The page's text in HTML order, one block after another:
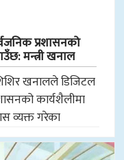
प्रशासनको
मन्त्री खनाल
शिशिर खनालले डिजिटल
कार्यशैलीमा
व्यक्त गरेका